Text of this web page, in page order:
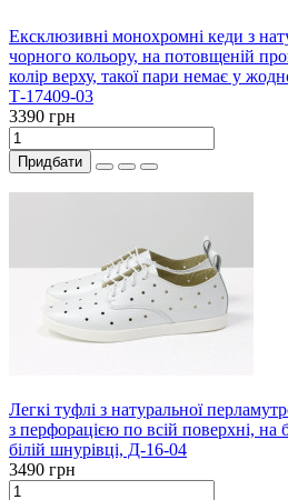
Ексклюзивні монохромні кеди з
чорного кольору, на потовщеній
колір верху, такої пари немає у
Т-17409-03
3390 грн
Придбати
Легкі туфлі з натуральної
з перфорацією по всій поверхні, на
білій шнурівці, Д-16-04
3490 грн